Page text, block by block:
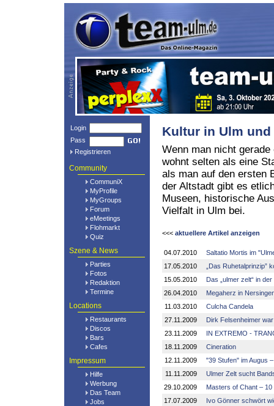
Login
Pass
Registrieren
Community
CommuniX
MyProfile
MyGroups
Forum
eMeetings
Flohmarkt
Quiz
Szene & News
Parties
Fotos
Redaktion
Termine
Locations
Restaurants
Discos
Bars
Cafes
Impressum
Hilfe
Werbung
Das Team
Jobs
Kultur in Ulm und
Wenn man nicht
wohnt selten als eine
als man auf den ersten
der Altstadt gibt es
Museen, historische
Vielfalt in Ulm bei.
<<< aktuellere Artikel anzeigen
04.07.2010
Saltatio Mortis im
17.05.2010
„Das Ruhetalprinzip”
15.05.2010
Das „ulmer zelt“ in
26.04.2010
Megaherz in
11.03.2010
Culcha Candela
27.11.2009
Dirk Felsenheimer
23.11.2009
IN EXTREMO -
18.11.2009
Cineration
12.11.2009
"39 Stufen" im Augus
11.11.2009
Ulmer Zelt sucht
29.10.2009
Masters of Chant –
17.07.2009
Ivo Gönner schwört